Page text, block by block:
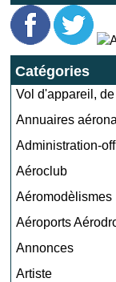
Catégories
Vol d'appareil,
Annuaires
Administration-
Aéroclub
Aéromodèlismes
Aéroports
Annonces
Artiste